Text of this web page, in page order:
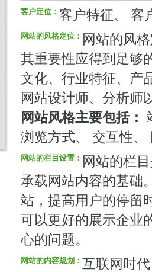
客户定位： 客户特征、 客
网站的风格定位： 网站的风
其重要性应得到足够
文化、行业特征、产
网站设计师、分析师
网站风格主要包括：
浏览方式、 交互性
网站的栏目设置： 网站的栏
承载网站内容的基础
站，提高用户的停留
可以更好的展示企业
心的问题。
网站的内容规划： 互联网时